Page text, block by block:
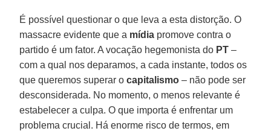
É possível questionar o que leva a esta distorção. O
massacre evidente que a mídia promove contra o
partido é um fator. A vocação hegemonista do PT –
com a qual nos deparamos, a cada instante, todos os
que queremos superar ocapitalismo – não pode ser
desconsiderada. No momento, o menos relevante é
estabelecer a culpa. O que importa é enfrentar um
problema crucial. Há enorme risco de termos, em